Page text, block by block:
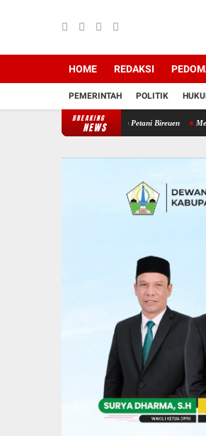
HOME REDAKSI
PEMERINTAH POLITIK
BREAKING
NEWS
Strategis Bangkitkan Petani Bireuen